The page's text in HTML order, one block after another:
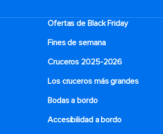
Ofertas de Black Friday
Fines de semana
Cruceros 2025-2026
Los cruceros más grandes
Bodas a bordo
Accesibilidad a bordo